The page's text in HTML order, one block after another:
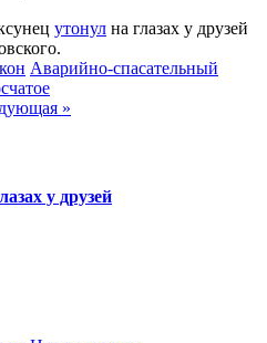
утонул на глазах у друзей
Аварийно-спасательный
»
у друзей